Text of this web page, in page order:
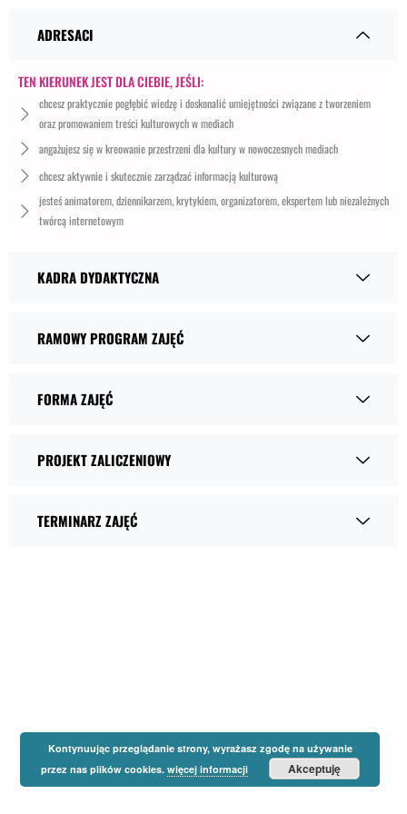
ADRESACI
TEN KIERUNEK JEST DLA CIEBIE, JEŚLI:
chcesz praktycznie pogłębić wiedzę i doskonalić umiejętności związane z tworzeniem
oraz promowaniem treści kulturowych w mediach
angażujesz się w kreowanie przestrzeni dla kultury w nowoczesnych mediach
chcesz aktywnie i skutecznie zarządzać informacją kulturową
jesteś animatorem, dziennikarzem, krytykiem, organizatorem, ekspertem lub niezależnych
twórcą internetowym
KADRA DYDAKTYCZNA
RAMOWY PROGRAM ZAJĘĆ
FORMA ZAJĘĆ
PROJEKT ZALICZENIOWY
TERMINARZ ZAJĘĆ
Kontynuując przeglądanie strony, wyrażasz zgodę na używanie
przez nas plików cookies. więcej informacji Akceptuję